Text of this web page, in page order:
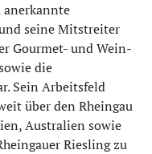
anerkannte
seine Mitstreiter
Gourmet- und Wein-
die
Sein Arbeitsfeld
über den Rheingau
Australien sowie
Riesling zu